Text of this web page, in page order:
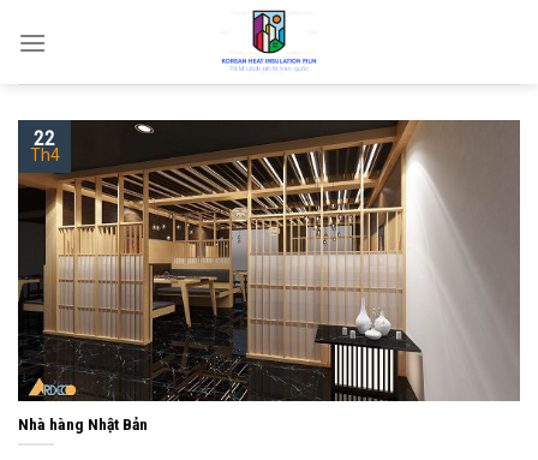
Nhà hàng Nhật Bản
22
Th4